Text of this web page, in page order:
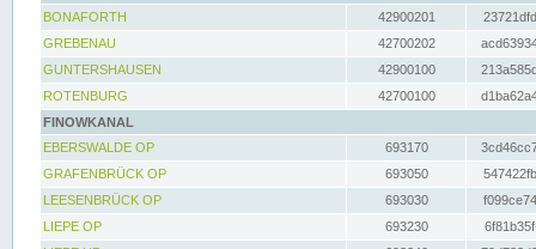
BONAFORTH
42900201
GREBENAU
42700202
GUNTERSHAUSEN
42900100
ROTENBURG
42700100
FINOWKANAL
EBERSWALDE OP
693170
GRAFENBRÜCK OP
693050
LEESENBRÜCK OP
693030
LIEPE OP
693230